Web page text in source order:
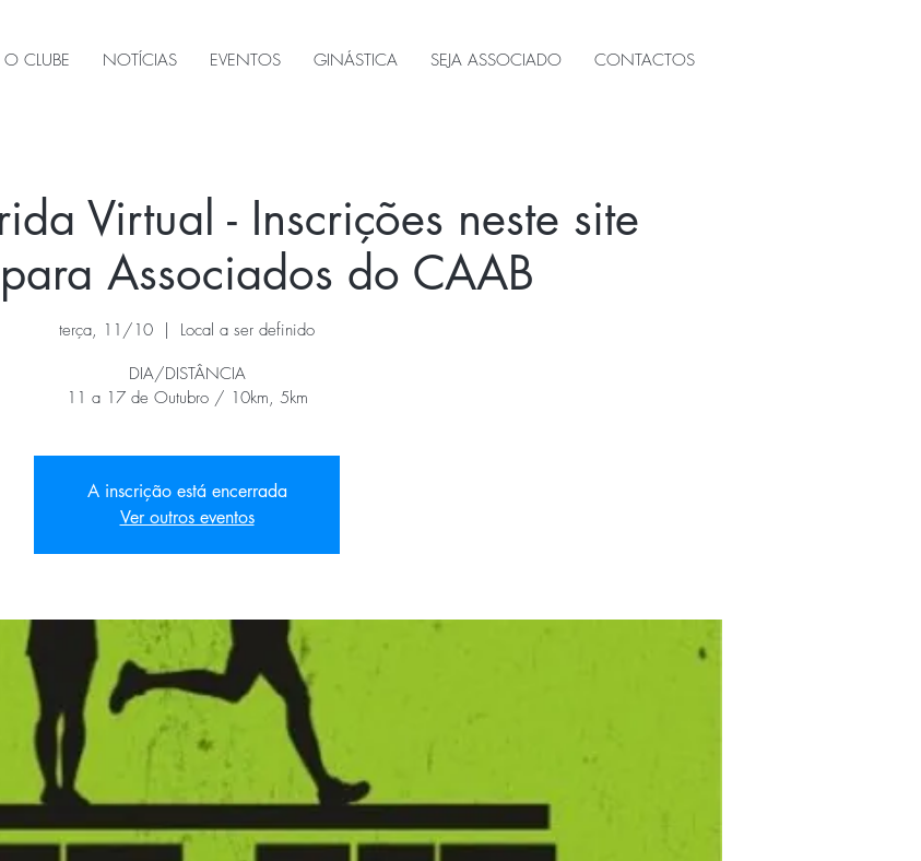
O CLUBE NOTÍCIAS EVENTOS GINÁSTICA SEJA ASSOCIADO CONTACTOS
Virtual - Inscrições neste site
Associados do CAAB
terça, 11/10
  |
Local a ser definido
DIA/DISTÂNCIA
11 a 17 de Outubro / 10km, 5km
A inscrição está encerrada
Ver outros eventos